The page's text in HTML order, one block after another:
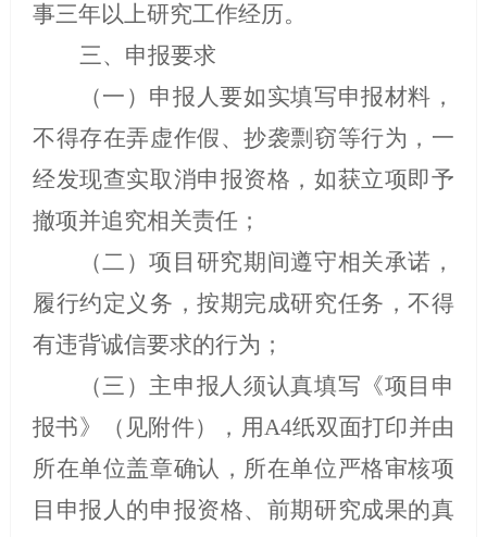
事三年以上研究工作经历。
三、申报要求
（一）申报人要如实填写申报材料，
不得存在弄虚作假、抄袭剽窃等行为，一
经发现查实取消申报资格，如获立项即予
撤项并追究相关责任；
（二）项目研究期间遵守相关承诺，
履行约定义务，按期完成研究任务，不得
有违背诚信要求的行为；
（三）主申报人须认真填写《项目申
报书》（见附件），用A4纸双面打印并由
所在单位盖章确认，所在单位严格审核项
目申报人的申报资格、前期研究成果的真